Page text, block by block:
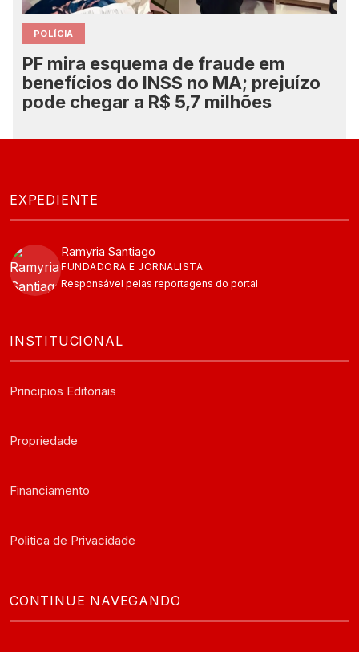
POLÍCIA
PF mira esquema de fraude em
benefícios do INSS no MA; prejuízo
pode chegar a R$ 5,7 milhões
EXPEDIENTE
Ramyria Santiago
FUNDADORA E JORNALISTA
Responsável pelas reportagens do portal
INSTITUCIONAL
Principios Editoriais
Propriedade
Financiamento
Politica de Privacidade
CONTINUE NAVEGANDO